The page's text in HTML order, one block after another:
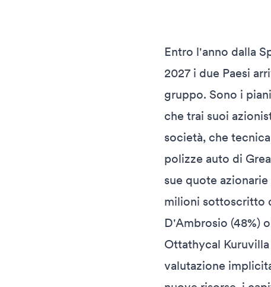
Entro l'anno dalla
2027 i due Paesi
gruppo. Sono i
che trai suoi
società, che
polizze auto di
sue quote
milioni sottoscritto
D'Ambrosio (48%)
Ottathycal
valutazione